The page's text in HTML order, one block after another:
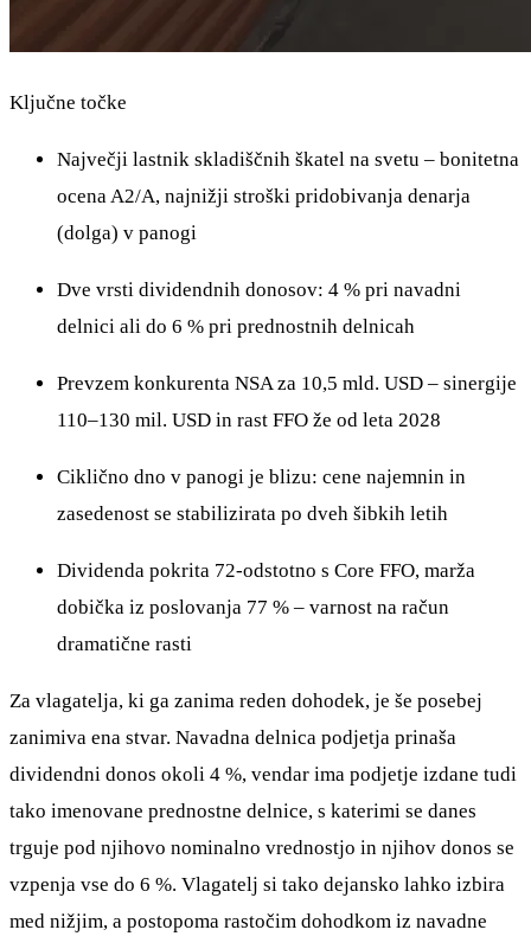
Ključne točke
Največji lastnik skladiščnih škatel na svetu – bonitetna
ocena A2/A, najnižji stroški pridobivanja denarja
(dolga) v panogi
Dve vrsti dividendnih donosov: 4 % pri navadni
delnici ali do 6 % pri prednostnih delnicah
Prevzem konkurenta NSA za 10,5 mld. USD – sinergije
110–130 mil. USD in rast FFO že od leta 2028
Ciklično dno v panogi je blizu: cene najemnin in
zasedenost se stabilizirata po dveh šibkih letih
Dividenda pokrita 72-odstotno s Core FFO, marža
dobička iz poslovanja 77 % – varnost na račun
dramatične rasti
Za vlagatelja, ki ga zanima reden dohodek, je še posebej
zanimiva ena stvar. Navadna delnica podjetja prinaša
dividendni donos okoli 4 %, vendar ima podjetje izdane tudi
tako imenovane prednostne delnice, s katerimi se danes
trguje pod njihovo nominalno vrednostjo in njihov donos se
vzpenja vse do 6 %. Vlagatelj si tako dejansko lahko izbira
med nižjim, a postopoma rastočim dohodkom iz navadne